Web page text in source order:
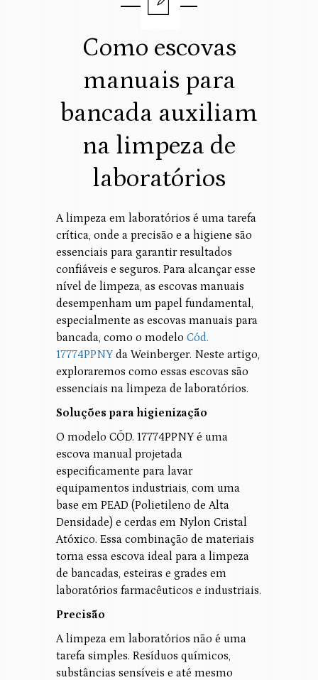
Como escovas
manuais para
bancada auxiliam
na limpeza de
laboratórios
A limpeza em laboratórios é uma tarefa
crítica, onde a precisão e a higiene são
essenciais para garantir resultados
confiáveis e seguros. Para alcançar esse
nível de limpeza, as escovas manuais
desempenham um papel fundamental,
especialmente as escovas manuais para
bancada, como o modelo Cód.
17774PPNY da Weinberger. Neste artigo,
exploraremos como essas escovas são
essenciais na limpeza de laboratórios.
Soluções para higienização
O modelo CÓD. 17774PPNY é uma
escova manual projetada
especificamente para lavar
equipamentos industriais, com uma
base em PEAD (Polietileno de Alta
Densidade) e cerdas em Nylon Cristal
Atóxico. Essa combinação de materiais
torna essa escova ideal para a limpeza
de bancadas, esteiras e grades em
laboratórios farmacêuticos e industriais.
Precisão
A limpeza em laboratórios não é uma
tarefa simples. Resíduos químicos,
substâncias sensíveis e até mesmo